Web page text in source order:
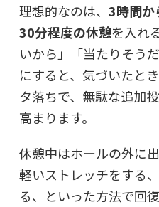
理想的なのは、 3時間か
30分程度の休憩を入れ
いから」「当たりそう
にすると、気づいたと
タ落ちで、無駄な追加
高まります。
休憩中はホールの外に
軽いストレッチをする
る、といった方法で回